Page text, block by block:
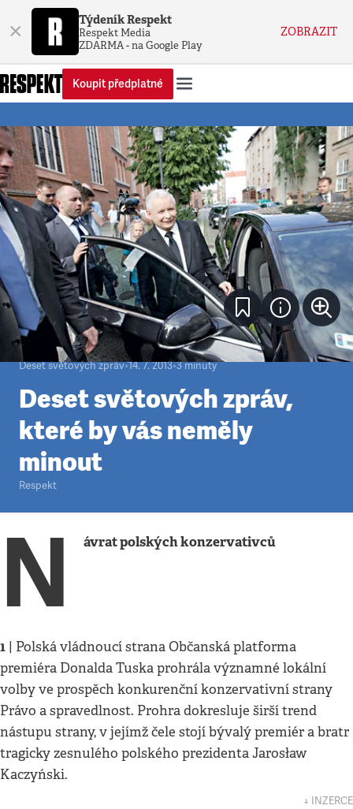
× Týdeník Respekt
Respekt Media
ZDARMA - na Google Play
ZOBRAZIT
Koupit předplatné
Deset světových zpráv•14. 7. 2013•3minuty
Deset světových zpráv,
které by vás neměly
minout
Respekt
N ávrat polských konzervativců
1 | Polská vládnoucí strana Občanská platforma
premiéra Donalda Tuska prohrála významné lokální
volby ve prospěch konkurenční konzervativní strany
Právo a spravedlnost. Prohra dokresluje širší trend
nástupu strany, v jejímž čele stojí bývalý premiér a bratr
tragicky zesnulého polského prezidenta Jarosław
Kaczyński.
↓ INZERCE